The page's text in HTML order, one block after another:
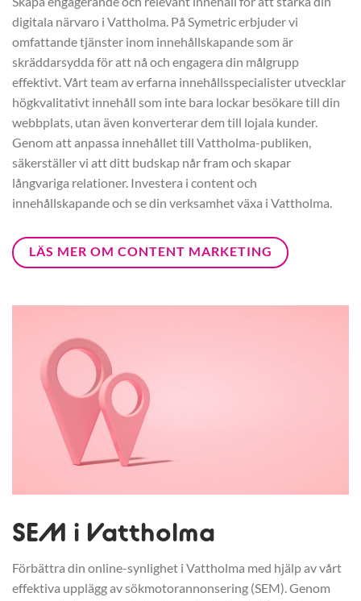
digitala närvaro i Vattholma. På Symetric erbjuder vi
omfattande tjänster inom innehållskapande som är
skräddarsydda för att nå och engagera din målgrupp
effektivt. Vårt team av erfarna innehållsspecialister utvecklar
högkvalitativt innehåll som inte bara lockar besökare till din
webbplats, utan även konverterar dem till lojala kunder.
Genom att anpassa innehållet till Vattholma-publiken,
säkerställer vi att ditt budskap når fram och skapar
långvariga relationer. Investera i content och
innehållskapande och se din verksamhet växa i Vattholma.
LÄS MER OM CONTENT MARKETING
SEM i Vattholma
Förbättra din online-synlighet i Vattholma med hjälp av vårt
effektiva upplägg av sökmotorannonsering (SEM). Genom